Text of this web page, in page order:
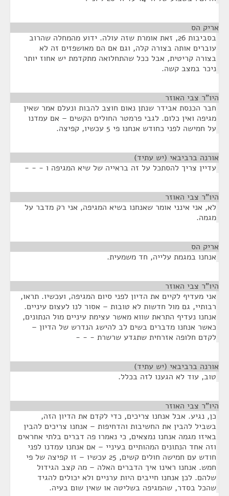
אריק הס
בסביבות 26, זאת אומרת שזה עולה. ידוע מהמחלה שהרוב
עוברים אותה בצורה קלה, וגם אם הם מאושפזים זה לא
בצורה קריטית, אבל ככל שהתחלואה מתקדמת יש אחוז יותר
ניכר במצב קשה.
היו"ר צבי האוזר
חבר הכנסת אבידר שנתן נאום חוצב להבות ונעלם אמר שאין
מגיפה ואין כלום. לגבי פרמטר החולים הקשים – אם עמדנו
על חמישה לפני כחודש אנחנו פי 5 עכשיו, קפיצה.
אורנה ברביבאי (יש עתיד)
עדיין צריך להסתכל על זה בראייה של שיא המגיפה ו - - -
היו"ר צבי האוזר
לא, אני אינני אומר שאנחנו בשיא המגיפה, אני רק מדבר על
מגמה.
אריק הס
אנחנו במגמת עלייה, חד משמעית.
היו"ר צבי האוזר
אני מעדיף לקיים את הדיון לפני סיום המגיפה, ועכשיו. תראו,
רבותיי, גם מול חדשות לא טובות – אסור לנו לעצום עיניים.
אנחנו נעדיף התראת שווא מאשר עצימת עיניים מול הנתונים,
כאשר אנחנו מדברים בשים לב להישג הנדרש של הדיון –
לקדם חלופה אזרחית שתגדע שרשרת - - -
אורנה ברביבאי (יש עתיד)
טוב, עוד לא הגענו לזה בכלל.
היו"ר צבי האוזר
כן, נגיע. אבל אנחנו צריכים, כדי לקדם את הדיון הזה,
בשביל להבין את החשיבות והדחיפות – אנחנו צריכים להבין
באיזו מגמה אנחנו נמצאים, כי נאמרו פה דברים בלתי אחראים
וזה אחד הנתונים המהותיים בעיניי – אם אנחנו עמדנו לפני
חודש עם חמישה חולים קשים, 25 עכשיו – זו קפיצה של פי
חמש. אנחנו ראינו איך הדברים האלה – מה קצב הגידול
שלהם. לכן אנחנו חייבים היות ערניים ולא יכולים להגיד
שהכל בסדר, שהמגיפה בשליטה או שאין שום בעיה.